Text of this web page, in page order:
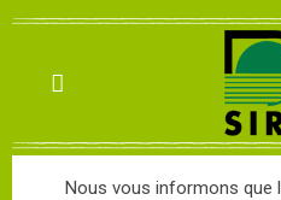
Nous vous informons que